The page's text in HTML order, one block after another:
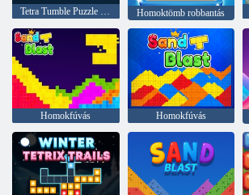
Tetra Tumble Puzzle játék Homoktömb robbantás
Homokfúvás Homokfúvás